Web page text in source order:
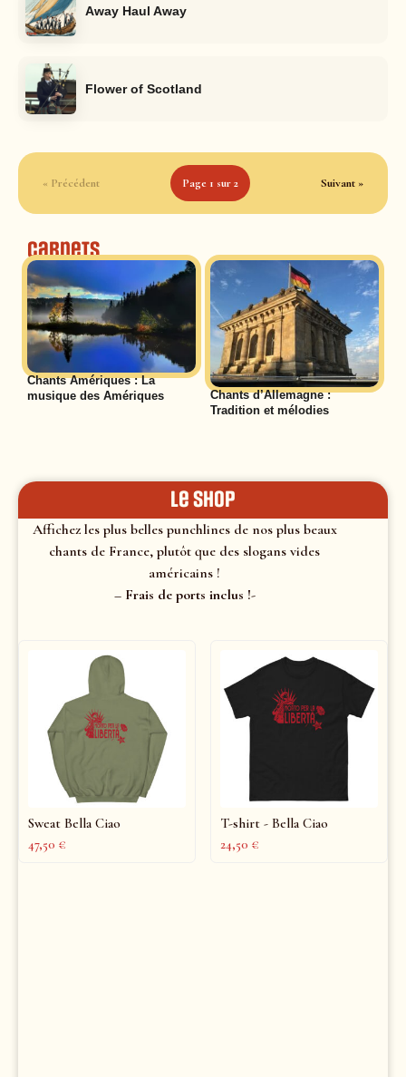
Away Haul Away
Flower of Scotland
« Précédent Page 1 sur 2 Suivant »
Carnets
Chants Amériques : La
musique des Amériques
Chants d’Allemagne :
Tradition et mélodies
le shop
Affichez les plus belles punchlines de nos plus beaux
chants de France, plutôt que des slogans vides
américains !
– Frais de ports inclus !-
Sweat Bella Ciao
47,50 €
T-shirt - Bella Ciao
24,50 €